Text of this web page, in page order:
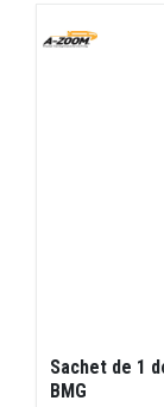
Sachet de 1
BMG